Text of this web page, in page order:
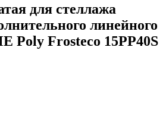
для стеллажа
линейного
Poly Frosteco 15PP40S